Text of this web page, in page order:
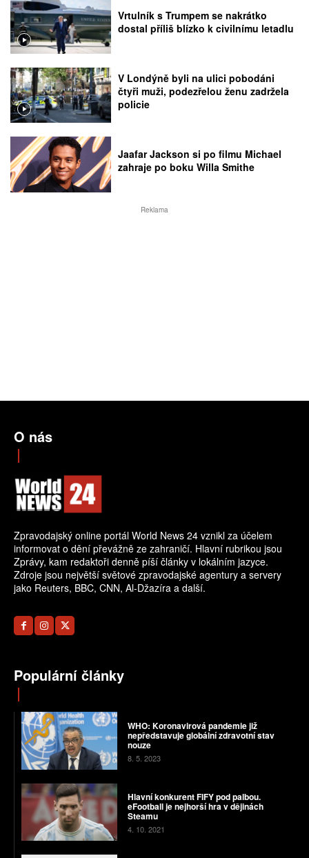
Vrtulník s Trumpem se nakrátko
dostal příliš blízko k civilnímu letadlu
V Londýně byli na ulici pobodáni
čtyři muži, podezřelou ženu zadržela
policie
Jaafar Jackson si po filmu Michael
zahraje po boku Willa Smithe
Reklama
O nás
Zpravodajský online portál World News 24 vznikl za účelem
informovat o dění převážně ze zahraničí. Hlavní rubrikou jsou
Zprávy, kam redaktoři denně píší články v lokálním jazyce.
Zdroje jsou největší světové zpravodajské agentury a servery
jako Reuters, BBC, CNN, Al-Džazíra a další.
Populární články
WHO: Koronavirová pandemie již
nepředstavuje globální zdravotní stav
nouze
8. 5. 2023
Hlavní konkurent FIFY pod palbou.
eFootball je nejhorší hra v dějinách
Steamu
4. 10. 2021